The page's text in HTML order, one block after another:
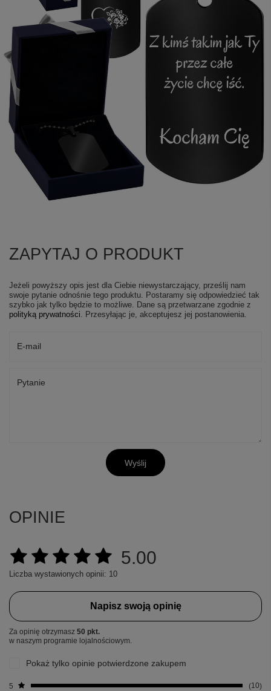
ZAPYTAJ O PRODUKT
Jeżeli powyższy opis jest dla Ciebie niewystarczający, prześlij nam
swoje pytanie odnośnie tego produktu. Postaramy się odpowiedzieć tak
szybko jak tylko będzie to możliwe. Dane są przetwarzane zgodnie z
polityką prywatności. Przesyłając je, akceptujesz jej postanowienia.
E-mail
Pytanie
Wyślij
OPINIE
5.00
Liczba wystawionych opinii: 10
Napisz swoją opinię
Za opinię otrzymasz 50 pkt.
w naszym programie lojalnościowym.
Pokaż tylko opinie potwierdzone zakupem
5
10